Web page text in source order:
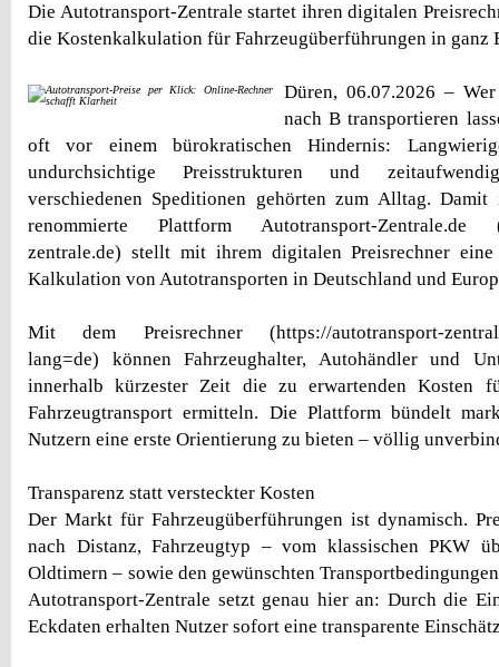
Die Autotransport-Zentrale startet ihren digitalen
die Kostenkalkulation für Fahrzeugüberführungen in ganz
Düren, 06.07.2026 –
nach B transportieren
oft vor einem bürokratischen Hindernis:
undurchsichtige Preisstrukturen und
verschiedenen Speditionen gehörten zum Alltag.
renommierte Plattform Autotransport-Zentrale.de
zentrale.de) stellt mit ihrem digitalen Preisrechner
Kalkulation von Autotransporten in Deutschland und
Mit dem Preisrechner (https://autotransport-
lang=de) können Fahrzeughalter, Autohändler und
innerhalb kürzester Zeit die zu erwartenden Kosten
Fahrzeugtransport ermitteln. Die Plattform bündelt
Nutzern eine erste Orientierung zu bieten – völlig
Transparenz statt versteckter Kosten
Der Markt für Fahrzeugüberführungen ist dynamisch.
nach Distanz, Fahrzeugtyp – vom klassischen PKW
Oldtimern – sowie den gewünschten
Autotransport-Zentrale setzt genau hier an: Durch die
Eckdaten erhalten Nutzer sofort eine transparente